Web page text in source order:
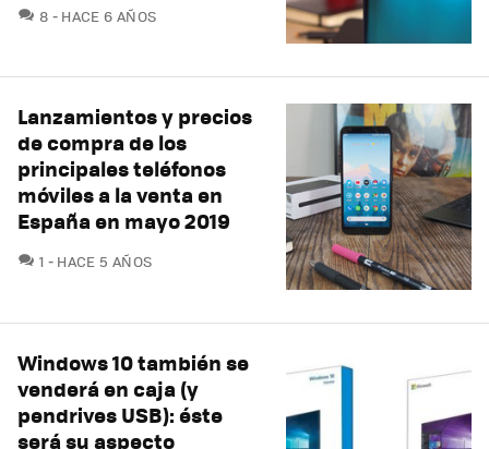
8 COMENTARIOS
HACE 6 AÑOS
Lanzamientos y precios
de compra de los
principales teléfonos
móviles a la venta en
España en mayo 2019
1 COMENTARIOS
HACE 5 AÑOS
Windows 10 también se
venderá en caja (y
pendrives USB): éste
será su aspecto